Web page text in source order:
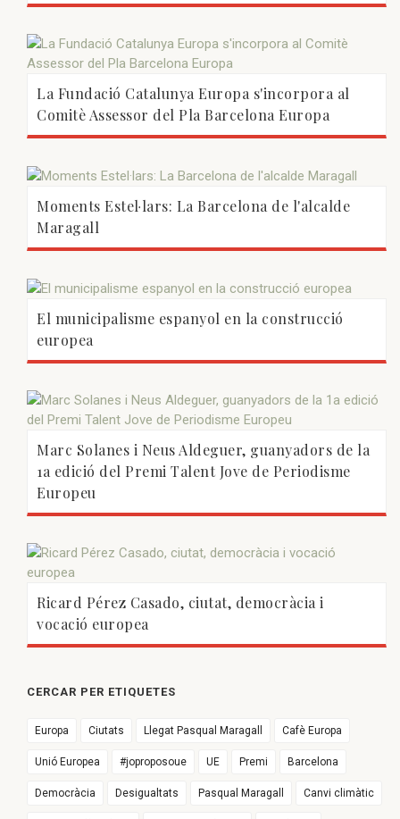
La Fundació Catalunya Europa s'incorpora al
Comitè Assessor del Pla Barcelona Europa
Moments Estel·lars: La Barcelona de l'alcalde
Maragall
El municipalisme espanyol en la construcció
europea
Marc Solanes i Neus Aldeguer, guanyadors de la
1a edició del Premi Talent Jove de Periodisme
Europeu
Ricard Pérez Casado, ciutat, democràcia i
vocació europea
CERCAR PER ETIQUETES
Europa Ciutats Llegat Pasqual Maragall Cafè Europa
Unió Europea #joproposoue UE Premi Barcelona
Democràcia Desigualtats Pasqual Maragall Canvi climàtic